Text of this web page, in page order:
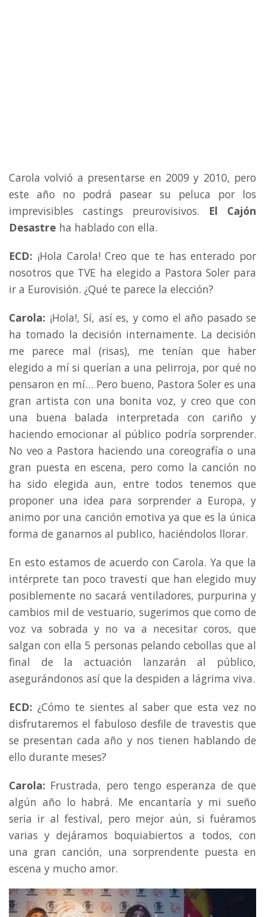
Carola volvió a presentarse en 2009 y 2010, pero
este año no podrá pasear su peluca por los
imprevisibles castings preurovisivos. El Cajón
Desastre ha hablado con ella.
ECD: ¡Hola Carola! Creo que te has enterado por
nosotros que TVE ha elegido a Pastora Soler para
ir a Eurovisión. ¿Qué te parece la elección?
Carola: ¡Hola!, Sí, así es, y como el año pasado se
ha tomado la decisión internamente. La decisión
me parece mal (risas), me tenían que haber
elegido a mí si querían a una pelirroja, por qué no
pensaron en mí… Pero bueno, Pastora Soler es una
gran artista con una bonita voz, y creo que con
una buena balada interpretada con cariño y
haciendo emocionar al público podría sorprender.
No veo a Pastora haciendo una coreografía o una
gran puesta en escena, pero como la canción no
ha sido elegida aun, entre todos tenemos que
proponer una idea para sorprender a Europa, y
animo por una canción emotiva ya que es la única
forma de ganarnos al publico, haciéndolos llorar.
En esto estamos de acuerdo con Carola. Ya que la
intérprete tan poco travesti que han elegido muy
posiblemente no sacará ventiladores, purpurina y
cambios mil de vestuario, sugerimos que como de
voz va sobrada y no va a necesitar coros, que
salgan con ella 5 personas pelando cebollas que al
final de la actuación lanzarán al público,
asegurándonos así que la despiden a lágrima viva.
ECD: ¿Cómo te sientes al saber que esta vez no
disfrutaremos el fabuloso desfile de travestis que
se presentan cada año y nos tienen hablando de
ello durante meses?
Carola: Frustrada, pero tengo esperanza de que
algún año lo habrá. Me encantaría y mi sueño
seria ir al festival, pero mejor aún, si fuéramos
varias y dejáramos boquiabiertos a todos, con
una gran canción, una sorprendente puesta en
escena y mucho amor.